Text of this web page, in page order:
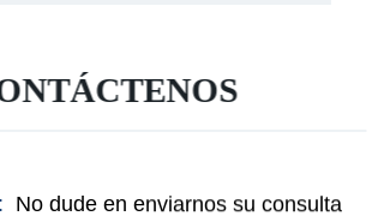
No dude en enviarnos su consulta